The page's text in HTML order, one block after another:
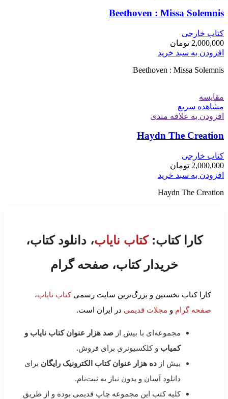
Beethoven : Missa Solemnis
کتاب خارجی
2,000,000 تومان
افزودن به سبد خرید
Beethoven : Missa Solemnis
مقایسه
مشاهده سریع
افزودن به علاقه مندی
Haydn The Creation
کتاب خارجی
2,000,000 تومان
افزودن به سبد خرید
Haydn The Creation
کارا کتاب:کتاب نایاب، دانلود کتاب،
خریدار کتاب، صفحه گرام
کارا کتاب نخستین و بزرگ‌ترین سایت رسمیکتاب نایاب،
صفحه گرام و مجلات قدیمی در ایران است.
مجموعه‌ای با بیش از صد هزار عنوان کتاب نایاب و
کمیاب و کلکسیونری برای فروش.
بیش از ده هزار عنوان کتاب الکترونیک رایگان برای
دانلود آسان و بدون نیاز به ثبت‌نام.
کلیه کتب این مجموعه چاپ قدیمی بوده و از طریق